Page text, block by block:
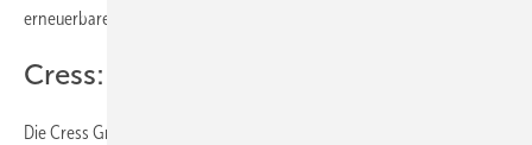
erneuerbaren Energien.
Cress: Neue Kapazitätsklassen
Die Cress GmbH stellt Stromspeichermodule für den privaten Einsatz